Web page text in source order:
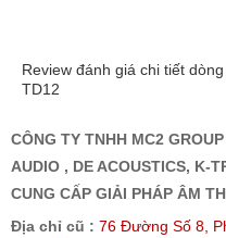
Review đánh giá chi tiết
TD12
CÔNG TY TNHH MC2
AUDIO , DE ACOUSTICS, K-
CUNG CẤP GIẢI PHÁP ÂM
Địa chỉ cũ : 76 Đường Số 8,